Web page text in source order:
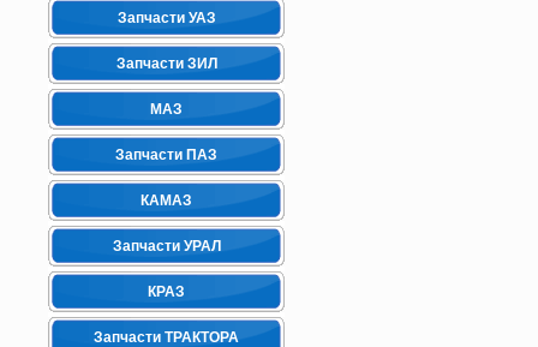
Запчасти УАЗ
Запчасти ЗИЛ
МАЗ
Запчасти ПАЗ
КАМАЗ
Запчасти УРАЛ
КРАЗ
Запчасти ТРАКТОРА